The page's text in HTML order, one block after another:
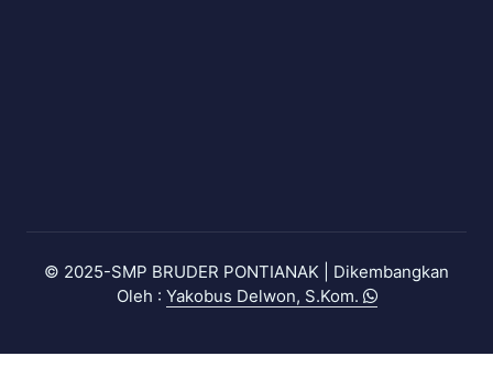
© 2025-SMP BRUDER PONTIANAK | Dikembangkan
Oleh : Yakobus Delwon, S.Kom.